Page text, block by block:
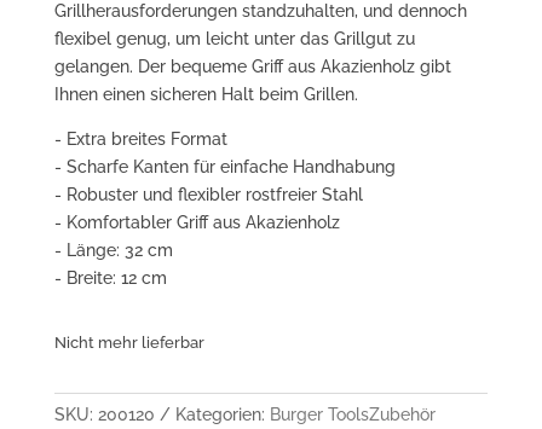
Grillherausforderungen standzuhalten, und dennoch
flexibel genug, um leicht unter das Grillgut zu
gelangen. Der bequeme Griff aus Akazienholz gibt
Ihnen einen sicheren Halt beim Grillen.
- Extra breites Format
- Scharfe Kanten für einfache Handhabung
- Robuster und flexibler rostfreier Stahl
- Komfortabler Griff aus Akazienholz
- Länge: 32 cm
- Breite: 12 cm
Nicht mehr lieferbar
SKU: 200120 Kategorien: Burger ToolsZubehör